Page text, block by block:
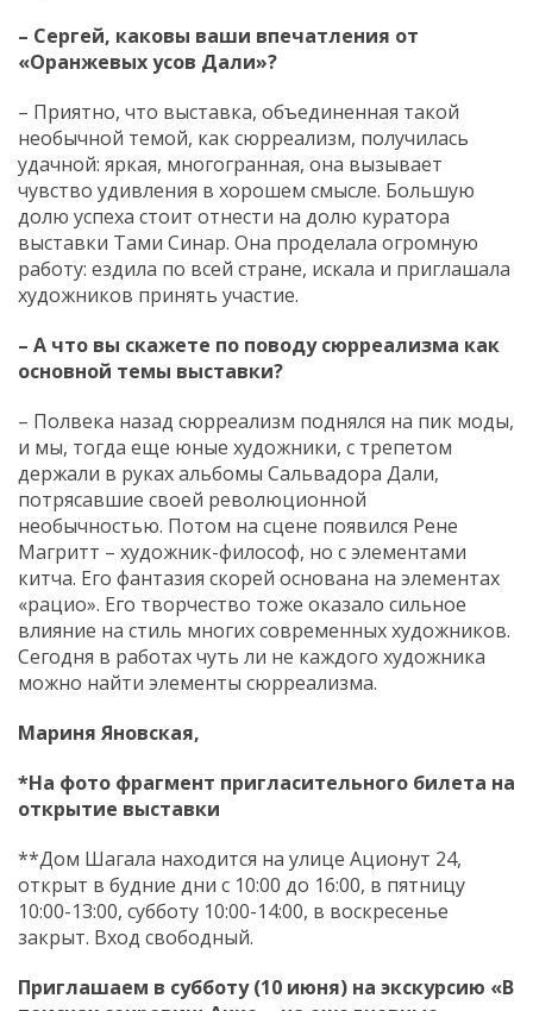
– Сергей, каковы ваши впечатления от
«Оранжевых усов Дали»?
– Приятно, что выставка, объединенная такой
необычной темой, как сюрреализм, получилась
удачной: яркая, многогранная, она вызывает
чувство удивления в хорошем смысле. Большую
долю успеха стоит отнести на долю куратора
выставки Тами Синар. Она проделала огромную
работу: ездила по всей стране, искала и приглашала
художников принять участие.
– А что вы скажете по поводу сюрреализма как
основной темы выставки?
– Полвека назад сюрреализм поднялся на пик моды,
и мы, тогда еще юные художники, с трепетом
держали в руках альбомы Сальвадора Дали,
потрясавшие своей революционной
необычностью. Потом на сцене появился Рене
Магритт – художник-философ, но с элементами
китча. Его фантазия скорей основана на элементах
«рацио». Его творчество тоже оказало сильное
влияние на стиль многих современных художников.
Сегодня в работах чуть ли не каждого художника
можно найти элементы сюрреализма.
Мариня Яновская,
*На фото фрагмент пригласительного билета на
открытие выставки
**Дом Шагала находится на улице Ационут 24,
открыт в будние дни с 10:00 до 16:00, в пятницу
10:00-13:00, субботу 10:00-14:00, в воскресенье
закрыт. Вход свободный.
Приглашаем в субботу (10 июня) на экскурсию «В